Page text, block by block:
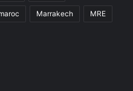
Marrakech MRE